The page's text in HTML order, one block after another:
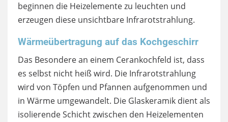
beginnen die Heizelemente zu leuchten und
erzeugen diese unsichtbare Infrarotstrahlung.
Wärmeübertragung auf das Kochgeschirr
Das Besondere an einem Cerankochfeld ist, dass
es selbst nicht heiß wird. Die Infrarotstrahlung
wird von Töpfen und Pfannen aufgenommen und
in Wärme umgewandelt. Die Glaskeramik dient als
isolierende Schicht zwischen den Heizelementen